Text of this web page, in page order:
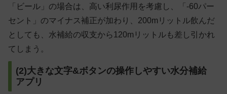
「ビール」の場合は、高い利尿作用を考慮し、「-60パー
セント」のマイナス補正が加わり、200mリットル飲んだ
としても、水補給の収支から120mリットルも差し引かれ
てしまう。
(2)大きな文字&ボタンの操作しやすい水分補給
アプリ